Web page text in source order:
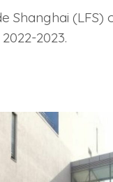
Shanghai
2023.